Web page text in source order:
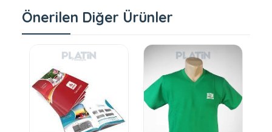
Önerilen Diğer Ürünler